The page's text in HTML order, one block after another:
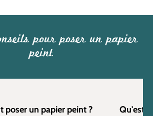
pour poser un papier
peint
poser un papier peint ? Qu'est